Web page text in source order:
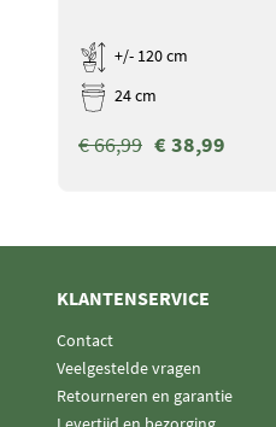
+/- 120 cm
24 cm
€ 38,99
€ 66,99
KLANTENSERVICE
Contact
Veelgestelde vragen
Retourneren en garantie